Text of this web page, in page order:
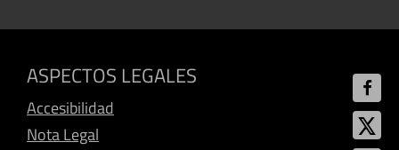
ASPECTOS LEGALES
Accesibilidad
Nota Legal